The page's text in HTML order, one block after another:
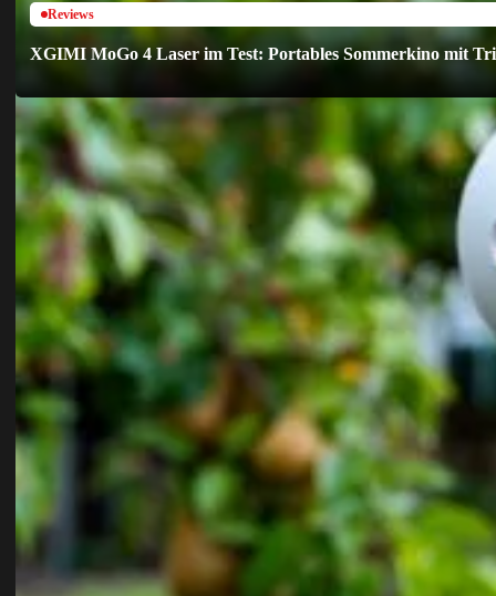
Reviews
XGIMI MoGo 4 Laser im Test: Portables Sommerkino mit